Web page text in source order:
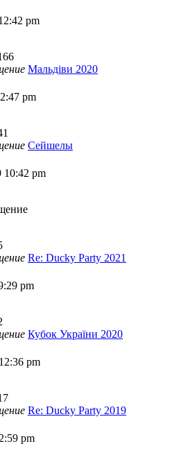
pm
Мальдіви 2020
pm
Сейшелы
pm
Re: Ducky Party 2021
pm
Кубок України 2020
pm
Re: Ducky Party 2019
pm